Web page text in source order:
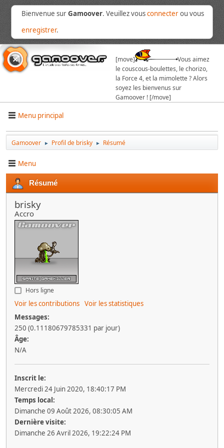
Bienvenue surGamoover. Veuillez vousconnecterou vous
enregistrer.
[move]
Vous aimez
le couscous-boulettes, le chorizo,
la Force 4, et la mimolette ? Alors
soyez les bienvenus sur
Gamoover ! [/move]
Menu principal
Gamoover ► Profil de brisky ► Résumé
Menu
Résumé
brisky
Accro
Hors ligne
Voir les contributions Voir les statistiques
Messages:
250 (0.11180679785331 par jour)
Âge:
N/A
Inscrit le:
Mercredi 24 Juin 2020, 18:40:17 PM
Temps local:
Dimanche 09 Août 2026, 08:30:05 AM
Dernière visite:
Dimanche 26 Avril 2026, 19:22:24 PM